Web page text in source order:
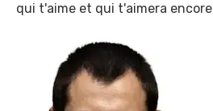
qui t'aime et qui t'aimera encore